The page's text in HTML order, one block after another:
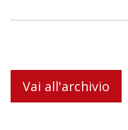
Vai all'archivio